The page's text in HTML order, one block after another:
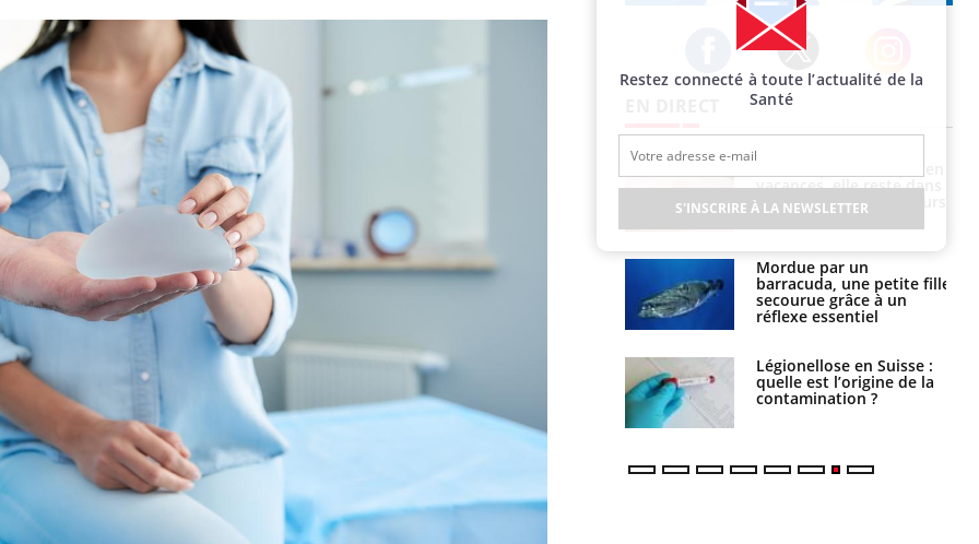
Facebook Twitter Instagram
Pourquoi manger moins
de protéines pourrait
finalement être bénéfique
Grossesse et chaleur : ce
que dit la science
Le smartphone nuit-il à
l'apprentissage de la
lecture ?
vacances, elle reste dans
le coma pendant 42 jours
Mordue par un
barracuda, une petite fille
secourue grâce à un
réflexe essentiel
Légionellose en Suisse :
quelle est l’origine de la
contamination ?
une nouvelle arme contre
les réactions sévères
Comment gérer le
sommeil des enfants en
vacances ?
Bilan prévention : ce que
les kinés pourront
bientôt faire
Restez connecté à toute l’actualité de la
Santé
S'INSCRIRE À LA NEWSLETTER